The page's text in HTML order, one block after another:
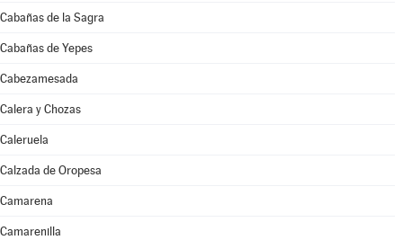
Cabañas de la Sagra
Cabañas de Yepes
Cabezamesada
Calera y Chozas
Caleruela
Calzada de Oropesa
Camarena
Camarenilla